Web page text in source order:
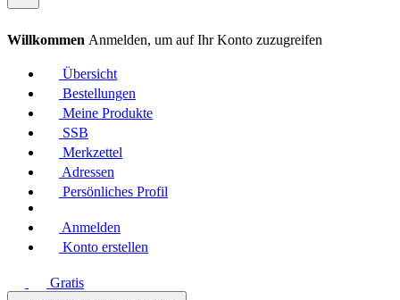
Willkommen Anmelden, um auf Ihr Konto zuzugreifen
Übersicht
Bestellungen
Meine Produkte
SSB
Merkzettel
Adressen
Persönliches Profil
Anmelden
Konto erstellen
Gratis